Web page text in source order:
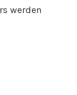
werden